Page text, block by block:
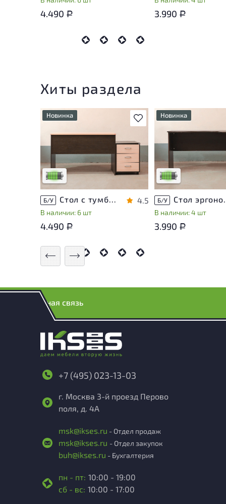
4.490 Р 3.990 Р
Хиты раздела
В избранное
Новинка
незначительные следы
эксплуатации, не влияющие
использования
Низкая степень износа
Б/У Стол с тумбой ЛДСП Венге
В наличии: 6 шт
4.5
4.490 Р
Новинка
У товара
незначительные
эксплуатации, не
на удобство его
использования
Низкая степень
Б/У Стол
В наличии: 4 шт
3.990 Р
Обратная связь
+7 (495) 023-13-03
г. Москва 3-й проезд Перово
поля, д. 4А
msk@ikses.ru - Отдел продаж
msk@ikses.ru - Отдел закупок
buh@ikses.ru - Бухгалтерия
пн - пт: 10:00 - 19:00
сб - вс: 10:00 - 17:00